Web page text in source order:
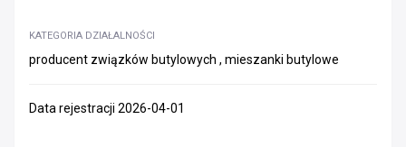
KATEGORIA DZIAŁALNOŚCI
producent związków butylowych , mieszanki butylowe
Data rejestracji 2026-04-01